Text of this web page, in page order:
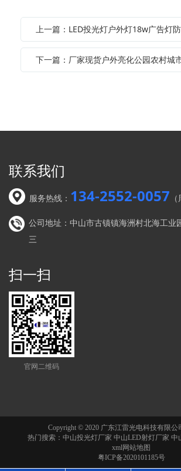
联系我们
服务热线： 134-2552-0057
公司地址：中山市古镇镇海洲村北海工业
三
扫一扫
官网二维码
Copyright © 2020 广东江雷光电科技有限公
热门搜索： 中山投光灯厂家 中山LED射灯厂家 中
xml网站地图
粤ICP备2020101185号